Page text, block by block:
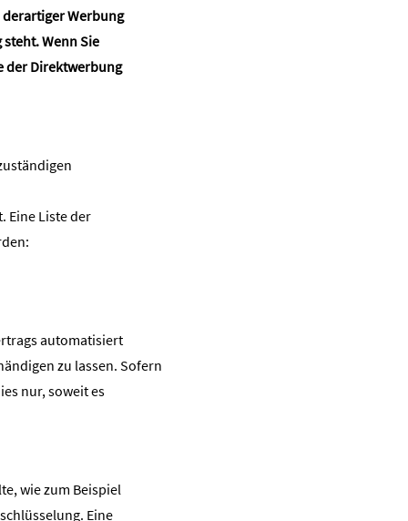
Werbung
Wenn Sie
der Direktwerbung
Eine Liste der
automatisiert
zu lassen. Sofern
nur, soweit es
wie zum Beispiel
Eine